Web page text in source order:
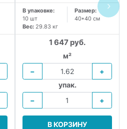
В упаковке:
10 шт
Размер:
40*40 см
Вес: 29.83 кг
1 647 руб.
м²
−
+
упак.
−
+
В КОРЗИНУ